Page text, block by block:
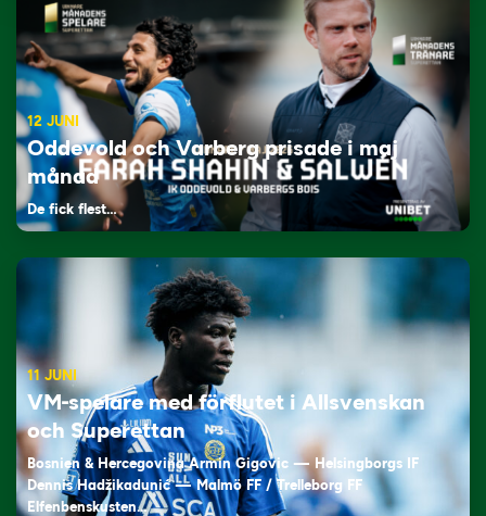
12 JUNI
Oddevold och Varberg prisade i maj
månad
De fick flest…
11 JUNI
VM-spelare med förflutet i Allsvenskan
och Superettan
Bosnien & Hercegovina Armin Gigovic — Helsingborgs IF
Dennis Hadžikadunić — Malmö FF / Trelleborg FF
Elfenbenskusten…